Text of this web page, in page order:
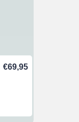
€69,95